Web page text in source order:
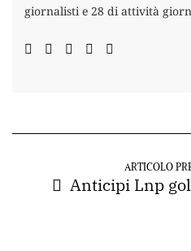
giornalisti e 28 di attività
ARTICOLO
Anticipi Lnp